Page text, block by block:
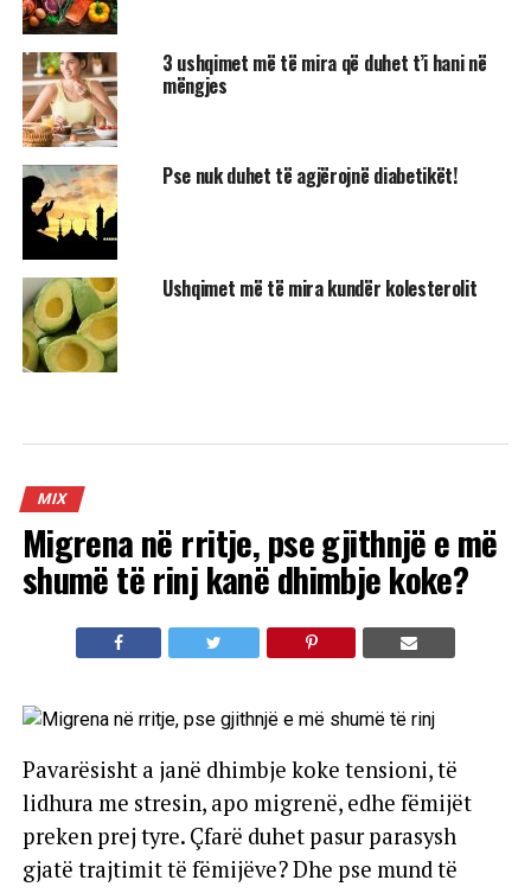
3 ushqimet më të mira që duhet t’i hani në
mëngjes
Pse nuk duhet të agjërojnë diabetikët!
Ushqimet më të mira kundër kolesterolit
MIX
Migrena në rritje, pse gjithnjë e më
shumë të rinj kanë dhimbje koke?
Pavarësisht a janë dhimbje koke tensioni, të
lidhura me stresin, apo migrenë, edhe fëmijët
preken prej tyre. Çfarë duhet pasur parasysh
gjatë trajtimit të fëmijëve? Dhe pse mund të